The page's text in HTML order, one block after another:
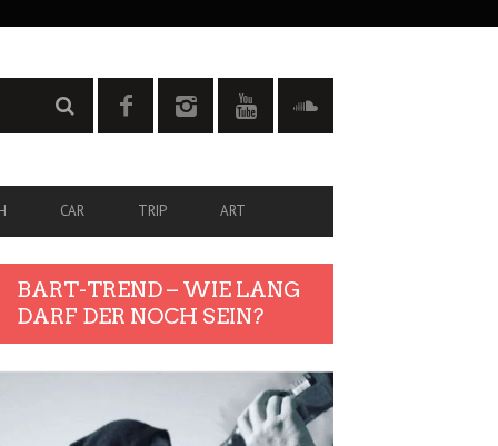
CAR TRIP ART
BART-TREND – WIE LANG
DARF DER NOCH SEIN?